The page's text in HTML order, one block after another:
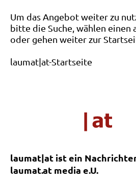
Um das Angebot weiter zu
bitte die Suche, wählen einen
oder gehen weiter zur
laumat|at-Startseite
laumat|at ist ein
laumat.at media e.U.